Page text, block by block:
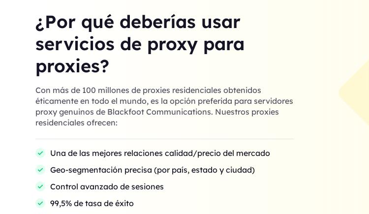
¿Por qué deberías usar
servicios de proxy para
proxies?
Con más de 100 millones de proxies residenciales obtenidos
éticamente en todo el mundo, es la opción preferida para servidores
proxy genuinos de Blackfoot Communications. Nuestros proxies
residenciales ofrecen:
Una de las mejores relaciones calidad/precio del mercado
Geo-segmentación precisa (por país, estado y ciudad)
Control avanzado de sesiones
99,5% de tasa de éxito